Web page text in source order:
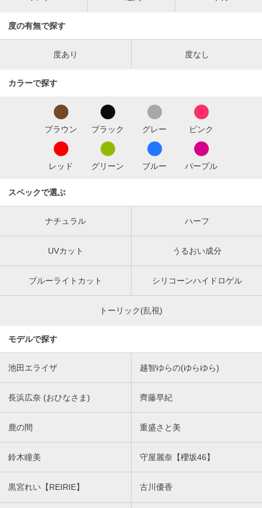
度の有無で探す
度あり 度なし
カラーで探す
ブラウン ブラック グレー ピンク
レッド グリーン ブルー パープル
スペックで選ぶ
ナチュラル ハーフ
UVカット うるおい成分
ブルーライトカット シリコーンハイドロゲル
トーリック(乱視)
モデルで探す
池田エライザ 越智ゆらの(ゆらゆら)
長浜広奈 (おひなさま) 齊藤早紀
鹿の間 重盛さと美
鈴木瞳美 守屋麗奈【櫻坂46】
黒宮れい【REIRIE】 古川優香